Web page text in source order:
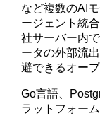
など複数のAI
ージェント統
社サーバー内
ータの外部流
避できるオー
Go言語、
ラットフォー